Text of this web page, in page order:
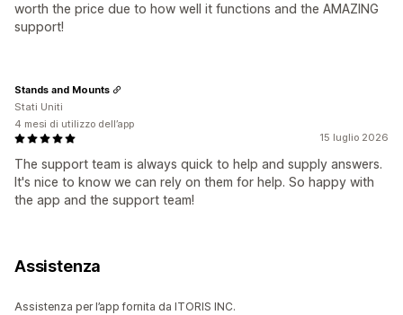
worth the price due to how well it functions and the AMAZING
support!
15 luglio 2026
The support team is always quick to help and supply answers.
It's nice to know we can rely on them for help. So happy with
the app and the support team!
Stands and Mounts
Stati Uniti
4 mesi di utilizzo dell’app
Assistenza
Assistenza per l’app fornita da ITORIS INC.